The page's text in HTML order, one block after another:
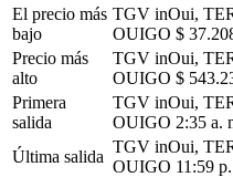
El precio más
bajo
TGV inOui,
OUIGO $
Precio más
alto
TGV inOui,
OUIGO $
Primera
salida
TGV inOui,
OUIGO 2:35 a.
Última salida
TGV inOui,
OUIGO 11:59